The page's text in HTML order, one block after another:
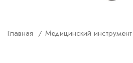
Главная Медицинский инструмент